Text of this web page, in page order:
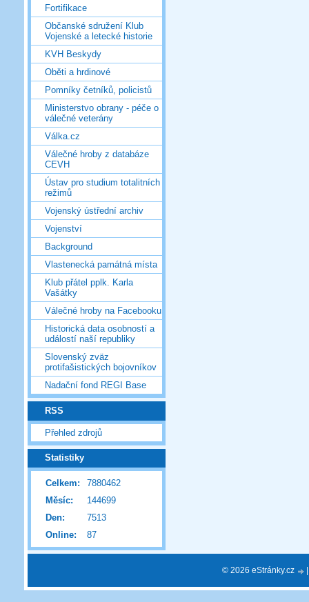
Fortifikace
Občanské sdružení Klub
Vojenské a letecké historie
KVH Beskydy
Oběti a hrdinové
Pomníky četníků, policistů
Ministerstvo obrany - péče o
válečné veterány
Válka.cz
Válečné hroby z databáze
CEVH
Ústav pro studium totalitních
režimů
Vojenský ústřední archiv
Vojenství
Background
Vlastenecká památná místa
Klub přátel pplk. Karla
Vašátky
Válečné hroby na Facebooku
Historická data osobností a
událostí naší republiky
Slovenský zväz
protifašistických bojovníkov
Nadační fond REGI Base
RSS
Přehled zdrojů
Statistiky
Online: 87
Celkem:
7880462
Měsíc:
144699
Den:
7513
© 2026 eStránky.cz